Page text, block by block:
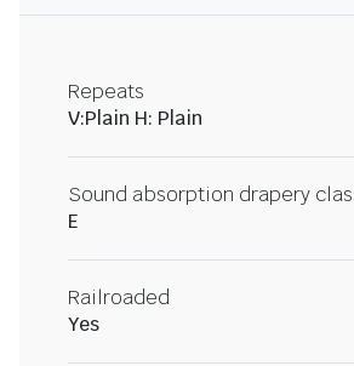
Repeats
V:Plain H: Plain
Sound absorption drapery
E
Railroaded
Yes